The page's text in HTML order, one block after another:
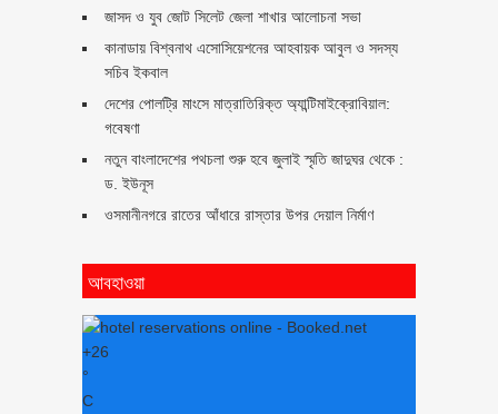
জাসদ ও যুব জোট সিলেট জেলা শাখার আলোচনা সভা
কানাডায় বিশ্বনাথ এসোসিয়েশনের আহবায়ক আবুল ও সদস্য
সচিব ইকবাল
দেশের পোলট্রি মাংসে মাত্রাতিরিক্ত অ্যান্টিমাইক্রোবিয়াল:
গবেষণা
নতুন বাংলাদেশের পথচলা শুরু হবে জুলাই স্মৃতি জাদুঘর থেকে :
ড. ইউনূস
ওসমানীনগরে রাতের আঁধারে রাস্তার উপর দেয়াল নির্মাণ
আবহাওয়া
+26
°
C